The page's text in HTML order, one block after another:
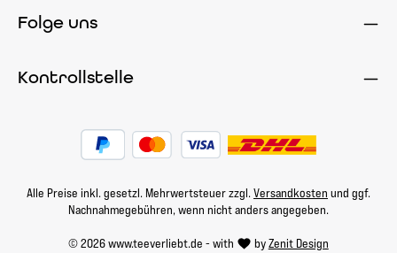
Folge uns
Kontrollstelle
© 2026 www.teeverliebt.de - with byZenit Design
Alle Preise inkl. gesetzl. Mehrwertsteuer zzgl. Versandkosten und ggf.
Nachnahmegebühren, wenn nicht anders angegeben.